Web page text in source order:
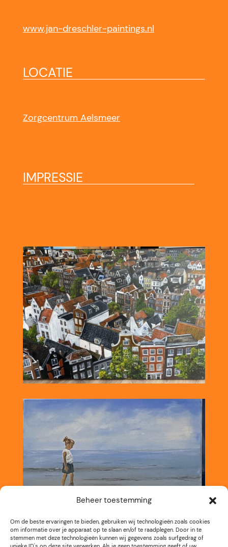
Beheer toestemming
Om de beste ervaringen te bieden, gebruiken wij technologieën zoals cookies
om informatie over je apparaat op te slaan en/of te raadplegen. Door in te
stemmen met deze technologieën kunnen wij gegevens zoals surfgedrag of
www.jan-dreschler-paintings.nl
LOCATIE
Zorgcentrum Aelsmeer
IMPRESSIE